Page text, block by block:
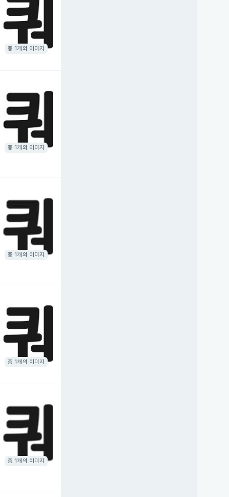
총 1개의 이미지
총 1개의 이미지
총 1개의 이미지
총 1개의 이미지
총 1개의 이미지